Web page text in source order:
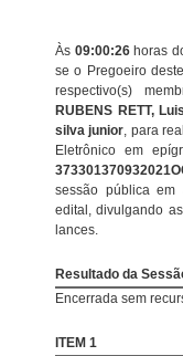
Às 09:00:26horas
se o Pregoeiro
respectivo(s)
RUBENS RETT,
silva junior, para
Eletrônico em
sessão pública em
edital, divulgando
lances.
Resultado da
Encerrada sem
ITEM 1